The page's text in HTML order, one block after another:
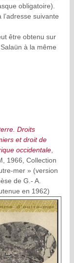
obligatoire).
suivante
être obtenu sur
à la même
Droits
et droit de
occidentale
1966, Collection
mer » (version
de G.- A.
en 1962)